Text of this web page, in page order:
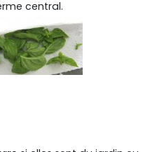
central.